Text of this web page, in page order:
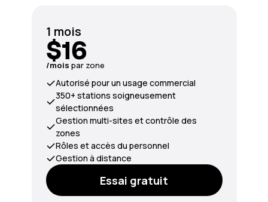
1 mois
$16
/mois par zone
Autorisé pour un usage commercial
350+ stations soigneusement
sélectionnées
Gestion multi-sites et contrôle des
zones
Rôles et accès du personnel
Gestion à distance
Essai gratuit